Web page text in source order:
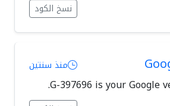
نسخ الكود
منذ سنتين
G-397696 is your Google